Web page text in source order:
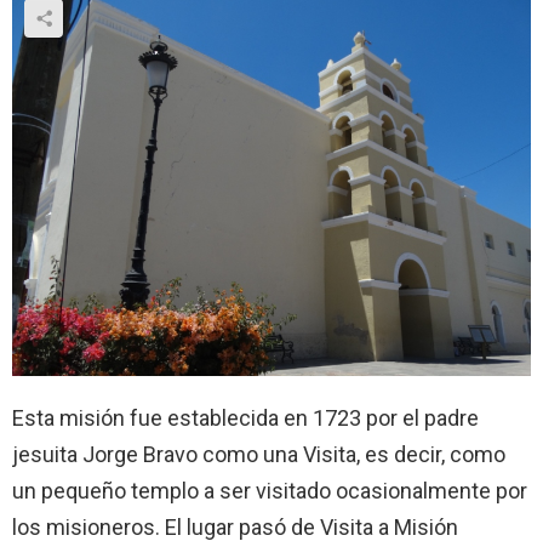
Esta misión fue establecida en 1723 por el padre
jesuita Jorge Bravo como una Visita, es decir, como
un pequeño templo a ser visitado ocasionalmente por
los misioneros. El lugar pasó de Visita a Misión